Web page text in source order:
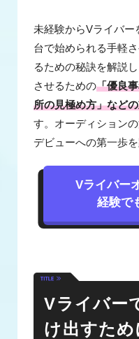
未経験からVライバー
台で始められる手軽
るための秘訣を解説
させるための「優良
所の見極め方」など
す。オーディション
デビューへの第一歩
Vライバー
経験で
Vライバー
け出すため